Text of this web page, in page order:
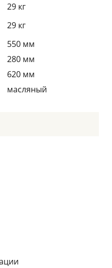
29 кг
29 кг
550 мм
280 мм
620 мм
масляный